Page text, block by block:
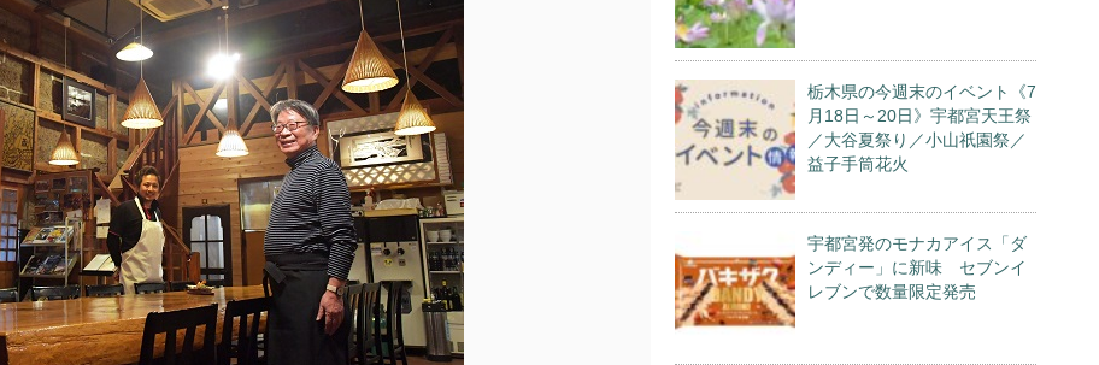
栃木県の今週末のイベント《7
月18日～20日》宇都宮天王祭
／大谷夏祭り／小山祇園祭／
益子手筒花火
宇都宮発のモナカアイス「ダ
ンディー」に新味 セブンイ
レブンで数量限定発売